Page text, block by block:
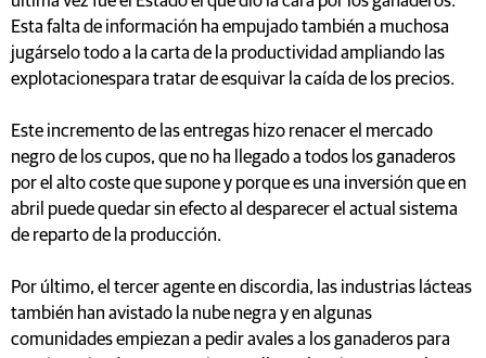
Esta falta de información ha empujado también a muchosa
jugárselo todo a la carta de la productividad ampliando las
explotacionespara tratar de esquivar la caída de los precios.
Este incremento de las entregas hizo renacer el mercado
negro de los cupos, que no ha llegado a todos los ganaderos
por el alto coste que supone y porque es una inversión que en
abril puede quedar sin efecto al desparecer el actual sistema
de reparto de la producción.
Por último, el tercer agente en discordia, las industrias lácteas
también han avistado la nube negra y en algunas
comunidades empiezan a pedir avales a los ganaderos para